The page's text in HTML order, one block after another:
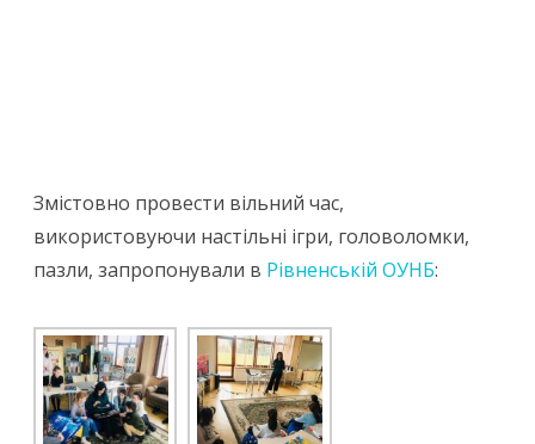
Змістовно провести вільний час,
використовуючи настільні ігри, головоломки,
пазли, запропонували в Рівненській ОУНБ: